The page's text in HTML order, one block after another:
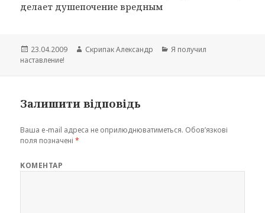
делает душепочение вредным
Опубліковано
23.04.2009 Автор
Скрипак Александр Категорії
Я получил
наставление!
Залишити відповідь
Ваша e-mail адреса не оприлюднюватиметься. Обов’язкові
поля позначені*
КОМЕНТАР